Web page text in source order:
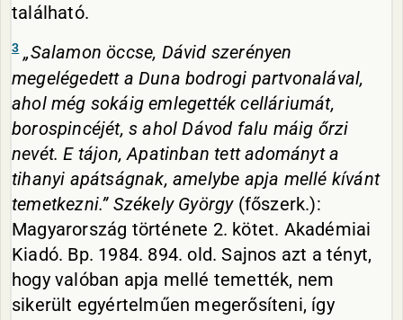
található.
3 „Salamon öccse, Dávid szerényen
megelégedett a Duna bodrogi partvonalával,
ahol még sokáig emlegették celláriumát,
borospincéjét, s ahol Dávod falu máig őrzi
nevét. E tájon, Apatinban tett adományt a
tihanyi apátságnak, amelybe apja mellé kívánt
temetkezni.” Székely György(főszerk.):
Magyarország története 2. kötet. Akadémiai
Kiadó. Bp. 1984. 894. old. Sajnos azt a tényt,
hogy valóban apja mellé temették, nem
sikerült egyértelműen megerősíteni, így